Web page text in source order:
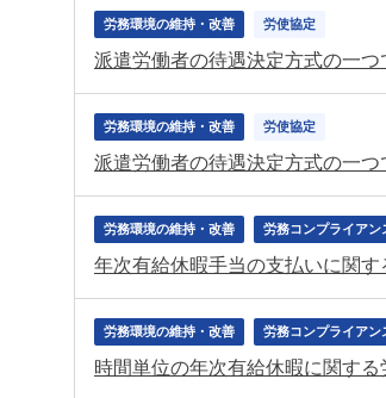
労務環境の維持・改善 労使協定
労務環境の維持・改善 労使協定
労務環境の維持・改善 労務コンプライアン
年次有給休暇手当の支払いに関す
労務環境の維持・改善 労務コンプライアン
時間単位の年次有給休暇に関する